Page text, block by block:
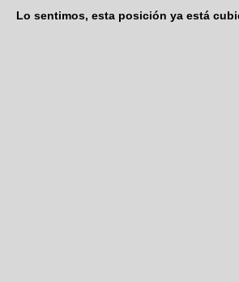
Lo sentimos, esta posición ya está